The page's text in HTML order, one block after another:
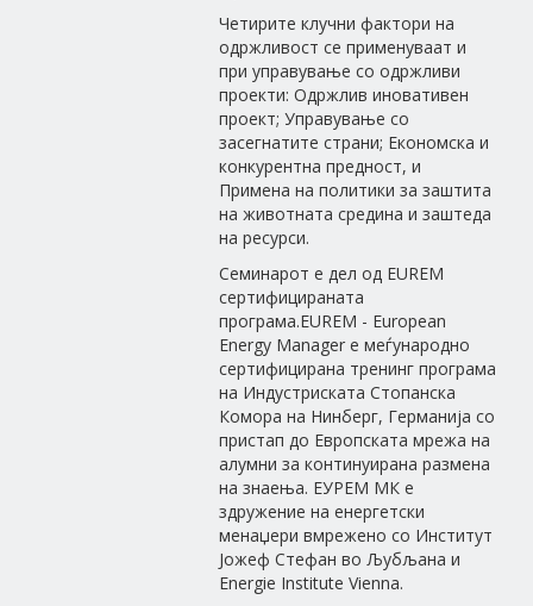
Четирите клучни фактори на
одржливост се применуваат и
при управување со одржливи
проекти: Одржлив иновативен
проект; Управување со
засегнатите страни; Економска и
конкурентна предност, и
Примена на политики за заштита
на животната средина и заштеда
на ресурси.
Семинарот е дел од EUREM
сертифицираната
програма.EUREM - European
Energy Manager е меѓународно
сертифицирана тренинг програма
на Индустриската Стопанска
Комора на Нинберг, Германија со
пристап до Европската мрежа на
алумни за континуирана размена
на знаења. ЕУРЕМ МК е
здружение на енергетски
менаџери вмрежено со Институт
Јожеф Стефан во Љубљана и
Energie Institute Vienna.